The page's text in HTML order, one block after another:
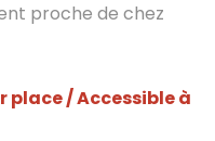
proche de chez
place / Accessible à